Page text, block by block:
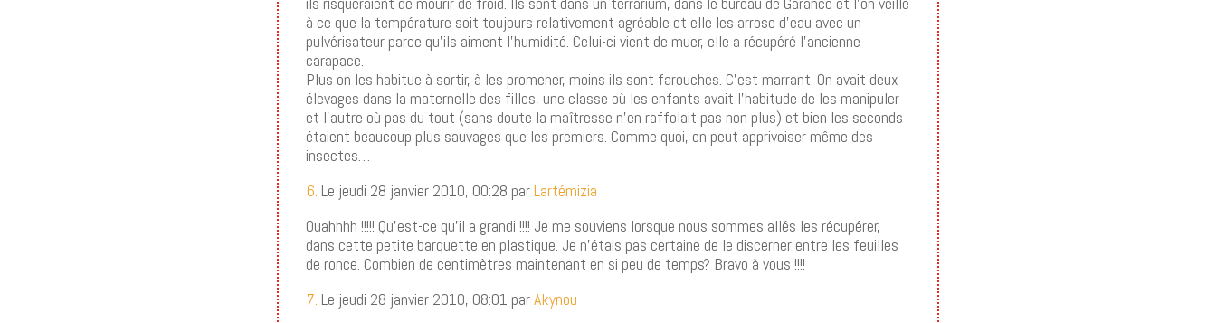
à ce que la température soit toujours relativement agréable et elle les arrose d’eau avec un
pulvérisateur parce qu’ils aiment l’humidité. Celui-ci vient de muer, elle a récupéré l’ancienne
carapace.
Plus on les habitue à sortir, à les promener, moins ils sont farouches. C’est marrant. On avait deux
élevages dans la maternelle des filles, une classe où les enfants avait l’habitude de les manipuler
et l’autre où pas du tout (sans doute la maîtresse n’en raffolait pas non plus) et bien les seconds
étaient beaucoup plus sauvages que les premiers. Comme quoi, on peut apprivoiser même des
insectes…
6. Le jeudi 28 janvier 2010, 00:28 parLartémizia
Ouahhhh !!!!! Qu’est-ce qu’il a grandi !!!! Je me souviens lorsque nous sommes allés les récupérer,
dans cette petite barquette en plastique. Je n’étais pas certaine de le discerner entre les feuilles
de ronce. Combien de centimètres maintenant en si peu de temps? Bravo à vous !!!!
7. Le jeudi 28 janvier 2010, 08:01 parAkynou